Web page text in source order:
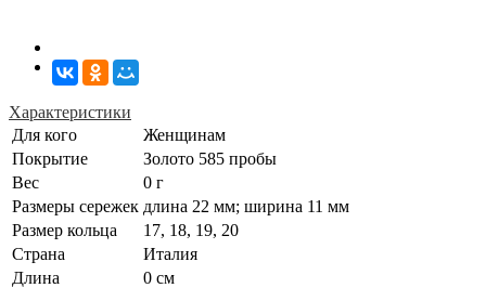
Характеристики
Для кого
Женщинам
Покрытие
Золото 585 пробы
Вес
0 г
Размеры сережек длина 22 мм; ширина 11 мм
Размер кольца
17, 18, 19, 20
Страна
Италия
Длина
0 см